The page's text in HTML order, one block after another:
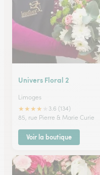
Univers Floral 2
Limoges
★★★★
3.6 (134)
85, rue Pierre & Marie Curie
Voir la boutique